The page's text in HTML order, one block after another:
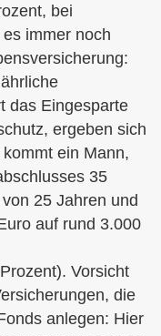
bei
immer noch
das Eingesparte
ergeben sich
ein Mann,
35
25 Jahren und
auf rund 3.000
Vorsicht
die
anlegen: Hier